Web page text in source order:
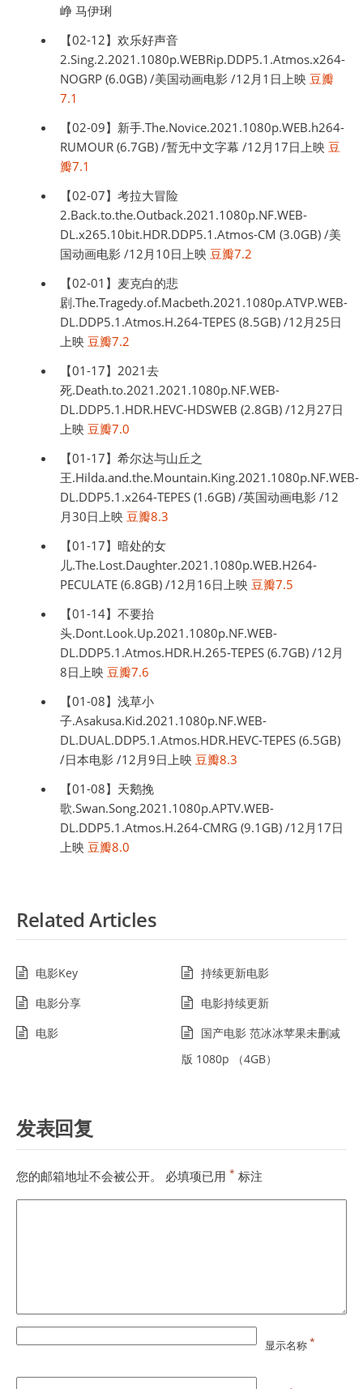
峥 马伊琍
【02-12】欢乐好声音
2.Sing.2.2021.1080p.WEBRip.DDP5.1.Atmos.x264-
NOGRP (6.0GB) /美国动画电影 /12月1日上映 豆瓣
7.1
【02-09】新手.The.Novice.2021.1080p.WEB.h264-
RUMOUR (6.7GB) /暂无中文字幕 /12月17日上映 豆
瓣7.1
【02-07】考拉大冒险
2.Back.to.the.Outback.2021.1080p.NF.WEB-
DL.x265.10bit.HDR.DDP5.1.Atmos-CM (3.0GB) /美
国动画电影 /12月10日上映 豆瓣7.2
【02-01】麦克白的悲
剧.The.Tragedy.of.Macbeth.2021.1080p.ATVP.WEB-
DL.DDP5.1.Atmos.H.264-TEPES (8.5GB) /12月25日
上映 豆瓣7.2
【01-17】2021去
死.Death.to.2021.2021.1080p.NF.WEB-
DL.DDP5.1.HDR.HEVC-HDSWEB (2.8GB) /12月27日
上映 豆瓣7.0
【01-17】希尔达与山丘之
王.Hilda.and.the.Mountain.King.2021.1080p.NF.WEB-
DL.DDP5.1.x264-TEPES (1.6GB) /英国动画电影 /12
月30日上映 豆瓣8.3
【01-17】暗处的女
儿.The.Lost.Daughter.2021.1080p.WEB.H264-
PECULATE (6.8GB) /12月16日上映 豆瓣7.5
【01-14】不要抬
头.Dont.Look.Up.2021.1080p.NF.WEB-
DL.DDP5.1.Atmos.HDR.H.265-TEPES (6.7GB) /12月
8日上映 豆瓣7.6
【01-08】浅草小
子.Asakusa.Kid.2021.1080p.NF.WEB-
DL.DUAL.DDP5.1.Atmos.HDR.HEVC-TEPES (6.5GB)
/日本电影 /12月9日上映 豆瓣8.3
【01-08】天鹅挽
歌.Swan.Song.2021.1080p.APTV.WEB-
DL.DDP5.1.Atmos.H.264-CMRG (9.1GB) /12月17日
上映 豆瓣8.0
Related Articles
电影Key
持续更新电影
电影分享
电影持续更新
电影
国产电影 范冰冰苹果未删减
版 1080p （4GB）
发表回复
您的邮箱地址不会被公开。 必填项已用 * 标注
显示名称*